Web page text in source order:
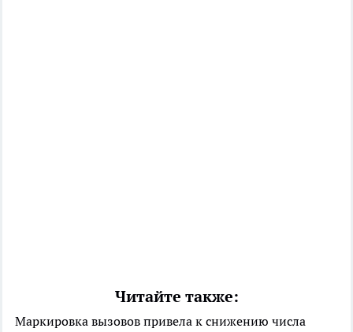
Читайте также:
Маркировка вызовов привела к снижению числа